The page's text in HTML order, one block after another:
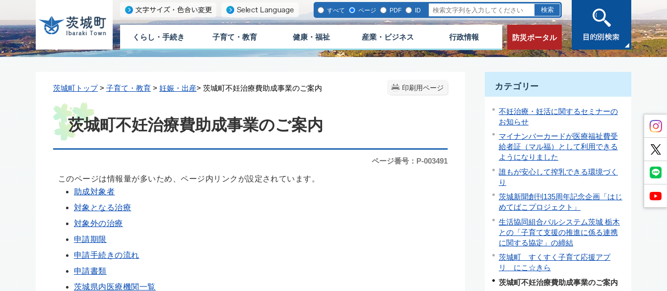
すべて ページ PDF ID
くらし・手続き 子育て・教育 健康・福祉 産業・ビジネス 行政情報 防災ポータル
印刷用ページ
茨城町トップ> 子育て・教育 > 妊娠・出産> 茨城町不妊治療費助成事業のご案内
茨城町不妊治療費助成事業のご案内
ページ番号：P-003491
このページは情報量が多いため、ページ内リンクが設定されています。
助成対象者
対象となる治療
対象外の治療
申請期限
申請手続きの流れ
申請書類
茨城県内医療機関一覧
カテゴリー
不妊治療・妊活に関するセミナーの
お知らせ
マイナンバーカードが医療福祉費受
給者証（マル福）として利用できる
ようになりました
誰もが安心して搾乳できる環境づく
り
茨城新聞創刊135周年記念企画「はじ
めてばこプロジェクト」
生活協同組合パルシステム茨城 栃木
との「子育て支援の推進に係る連携
に関する協定」の締結
茨城町 すくすく子育て応援アプ
リ にこ☆きら
茨城町不妊治療費助成事業のご案内